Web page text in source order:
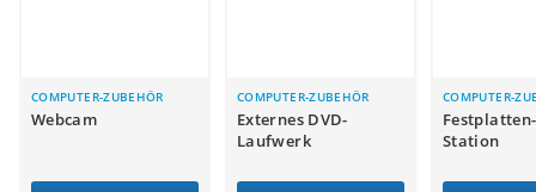
Acer Aspire
Service
COMPUTER-ZUBEHÖR
Webcam
COMPUTER-ZUBEHÖR
Externes DVD-
Laufwerk
COMPUTER-
Station